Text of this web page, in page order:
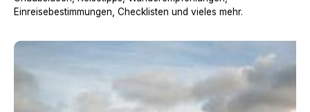
Einreisebestimmungen, Checklisten und vieles mehr.
Urlaub mit Hund in Frankreich